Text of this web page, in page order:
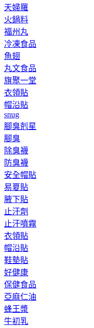
天婦羅
火鍋料
福州丸
冷凍食品
魚翅
丸文食品
旗聚一堂
衣領貼
帽沿貼
snug
腳臭剋星
腳臭
除臭襪
防臭襪
安全帽貼
易夏貼
腋下貼
止汗劑
止汗噴霧
衣領貼
帽沿貼
鞋墊貼
好健康
保健食品
亞麻仁油
蜂王漿
牛初乳